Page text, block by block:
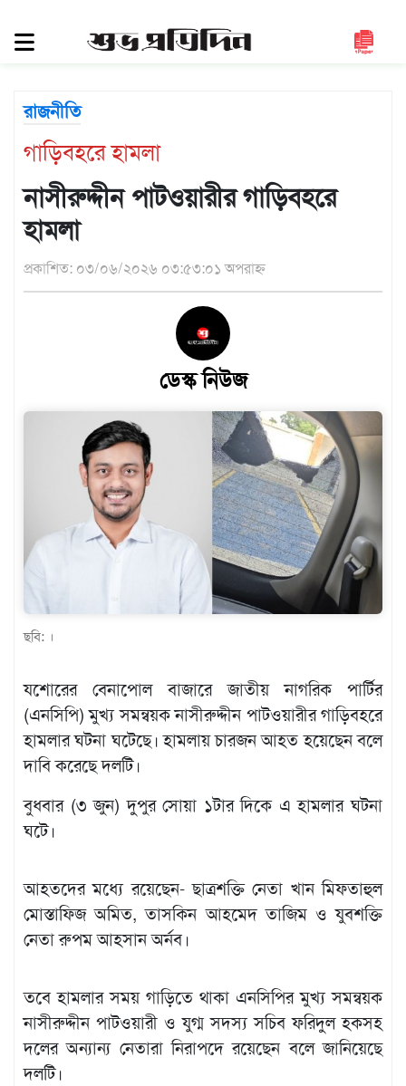
সিলেট
মৌলভীবাজার
হবিগঞ্জ
জাতীয়
রাজনীতি
দেশজুড়ে
বিনোদন
এক্সক্লুসিভ
শিক্ষাঙ্গন
অর্থনীতি
মতামত
অন্যান্য
রাজনীতি
গাড়িবহরে হামলা
নাসীরুদ্দীন পাটওয়ারীর গাড়িবহরে
হামলা
প্রকাশিত: ০৩/০৬/২০২৬ ০৩:৫৩:০১ অপরাহ্ন
ডেস্ক নিউজ
ছবি: ।
যশোরের বেনাপোল বাজারে জাতীয় নাগরিক পার্টির
(এনসিপি) মুখ্য সমন্বয়ক নাসীরুদ্দীন পাটওয়ারীর গাড়িবহরে
হামলার ঘটনা ঘটেছে। হামলায় চারজন আহত হয়েছেন বলে
দাবি করেছে দলটি।
বুধবার (৩ জুন) দুপুর সোয়া ১টার দিকে এ হামলার ঘটনা
ঘটে।
আহতদের মধ্যে রয়েছেন- ছাত্রশক্তি নেতা খান মিফতাহুল
মোস্তাফিজ অমিত, তাসকিন আহমেদ তাজিম ও যুবশক্তি
নেতা রুপম আহসান অর্নব।
তবে হামলার সময় গাড়িতে থাকা এনসিপির মুখ্য সমন্বয়ক
নাসীরুদ্দীন পাটওয়ারী ও যুগ্ম সদস্য সচিব ফরিদুল হকসহ
দলের অন্যান্য নেতারা নিরাপদে রয়েছেন বলে জানিয়েছে
দলটি।